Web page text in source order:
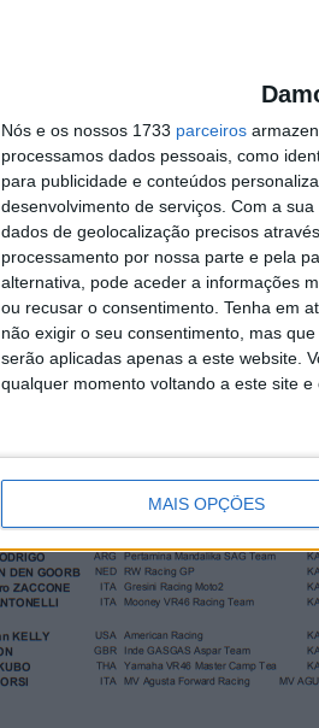
Nós e os nossos 1733 parceiros
processamos dados pessoais, como
para publicidade e conteúdos
desenvolvimento de serviços. Com a
dados de geolocalização precisos
processamento por nossa parte e pela
alternativa, pode aceder a informações
ou recusar o consentimento. Tenha em
não exigir o seu consentimento, mas
serão aplicadas apenas a este website.
qualquer momento voltando a este site
MAIS OPÇÕES